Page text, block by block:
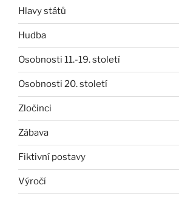
Hlavy států
Hudba
Osobnosti 11.-19. století
Osobnosti 20. století
Zločinci
Zábava
Fiktivní postavy
Výročí